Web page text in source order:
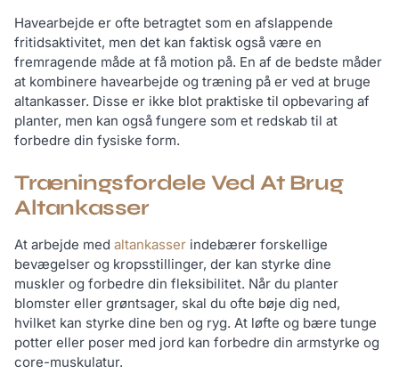
Havearbejde er ofte betragtet som en afslappende
fritidsaktivitet, men det kan faktisk også være en
fremragende måde at få motion på. En af de bedste måder
at kombinere havearbejde og træning på er ved at bruge
altankasser. Disse er ikke blot praktiske til opbevaring af
planter, men kan også fungere som et redskab til at
forbedre din fysiske form.
Træningsfordele Ved At Brug
Altankasser
At arbejde med altankasser indebærer forskellige
bevægelser og kropsstillinger, der kan styrke dine
muskler og forbedre din fleksibilitet. Når du planter
blomster eller grøntsager, skal du ofte bøje dig ned,
hvilket kan styrke dine ben og ryg. At løfte og bære tunge
potter eller poser med jord kan forbedre din armstyrke og
core-muskulatur.